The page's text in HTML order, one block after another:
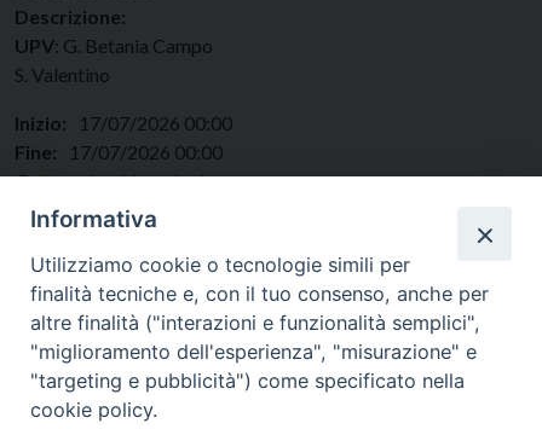
Descrizione:
UPV: G. Betania Campo
S. Valentino
Inizio:
17/07/2026 00:00
Fine:
17/07/2026 00:00
Categorie: Vocazioni
Regione: Lazio
Informativa
Utilizziamo cookie o tecnologie simili per
finalità tecniche e, con il tuo consenso, anche per
altre finalità ("interazioni e funzionalità semplici",
"miglioramento dell'esperienza", "misurazione" e
"targeting e pubblicità") come specificato nella
cookie policy.